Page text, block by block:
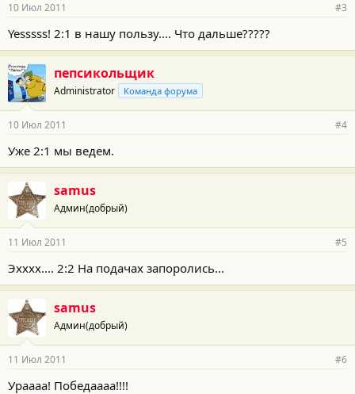
10 Июл 2011 #3
Yesssss! 2:1 в нашу пользу.... Что дальше?????
пепсикольщик
Administrator Команда форума
10 Июл 2011 #4
Уже 2:1 мы ведем.
samus
Админ(добрый)
11 Июл 2011 #5
Эхххх.... 2:2 На подачах запоролись...
samus
Админ(добрый)
11 Июл 2011 #6
Ураааа! Победаааа!!!!